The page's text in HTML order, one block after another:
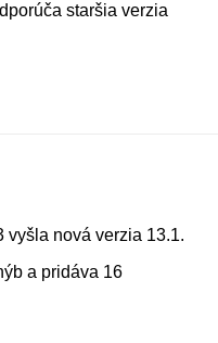
staršia verzia
vyšla nová verzia 13.1.
a pridáva 16